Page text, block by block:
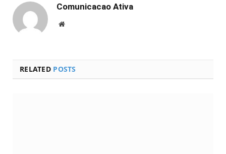
Comunicacao Ativa
Website
RELATED POSTS